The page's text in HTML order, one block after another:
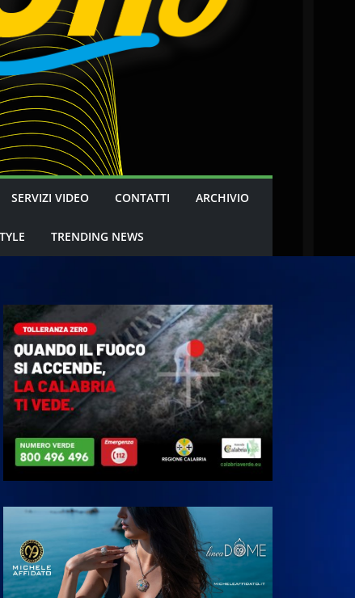
SERVIZI VIDEO CONTATTI ARCHIVIO
TRENDING NEWS